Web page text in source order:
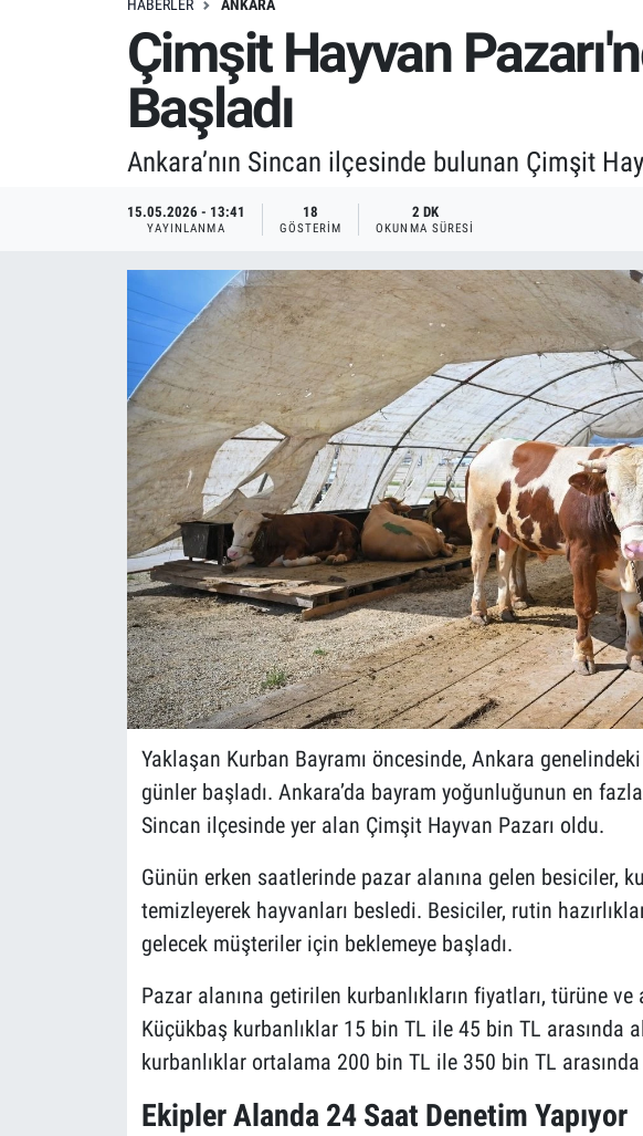
HABERLER ANKARA
Çimşit Hayvan
Başladı
Ankara’nın Sincan ilçesinde bulunan Çimşit
15.05.2026 - 13:41
YAYINLANMA
18
GÖSTERIM
2 DK
OKUNMA SÜRESI
Yaklaşan Kurban Bayramı öncesinde, Ankara
günler başladı. Ankara’da bayram yoğunluğunun en
Sincan ilçesinde yer alan Çimşit Hayvan Pazarı oldu.
Günün erken saatlerinde pazar alanına gelen besiciler,
temizleyerek hayvanları besledi. Besiciler, rutin
gelecek müşteriler için beklemeye başladı.
Pazar alanına getirilen kurbanlıkların fiyatları, türüne ve
Küçükbaş kurbanlıklar 15 bin TL ile 45 bin TL arasında
kurbanlıklar ortalama 200 bin TL ile 350 bin TL arasında
Ekipler Alanda 24 Saat Denetim Yapıyor